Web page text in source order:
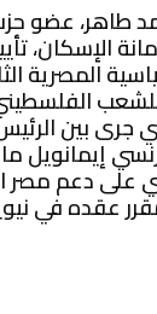
طاهر، عضو
الإسكان،
المصرية
جرى بين
إيمانويل
على دعم مصر
عقده في